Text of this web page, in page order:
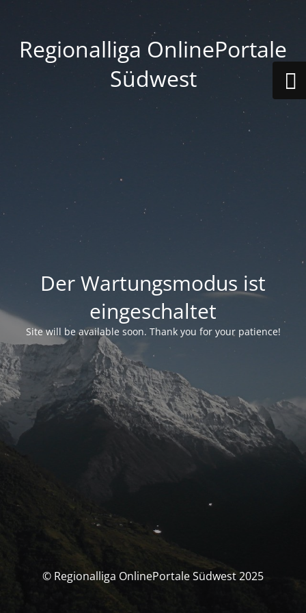
Regionalliga OnlinePortale
Südwest
Der Wartungsmodus ist
eingeschaltet
Site will be available soon. Thank you for your patience!
© Regionalliga OnlinePortale Südwest 2025